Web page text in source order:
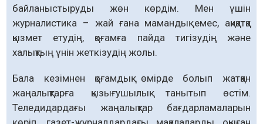
байланыстыруды жөн көрдім. Мен үшін
журналистика – жай ғана мамандық емес, ақиқатқа
қызмет етудің, қоғамға пайда тигізудің және
халықтың үнін жеткізудің жолы.
Бала кезімнен қоғамдық өмірде болып жатқан
жаңалықтарға қызығушылық танытып өстім.
Теледидардағы жаңалықтар бағдарламаларын